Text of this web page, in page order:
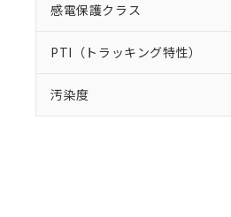
感電保護クラス
PTI（トラッキング特性）
汚染度